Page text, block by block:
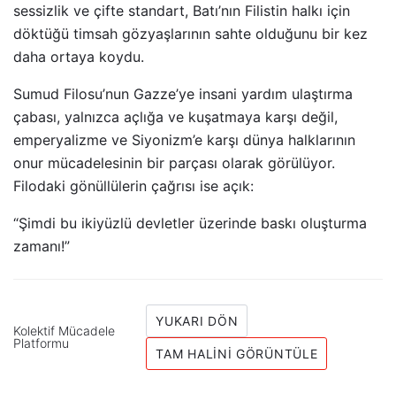
sessizlik ve çifte standart, Batı’nın Filistin halkı için
döktüğü timsah gözyaşlarının sahte olduğunu bir kez
daha ortaya koydu.
Sumud Filosu’nun Gazze’ye insani yardım ulaştırma
çabası, yalnızca açlığa ve kuşatmaya karşı değil,
emperyalizme ve Siyonizm’e karşı dünya halklarının
onur mücadelesinin bir parçası olarak görülüyor.
Filodaki gönüllülerin çağrısı ise açık:
“Şimdi bu ikiyüzlü devletler üzerinde baskı oluşturma
zamanı!”
Kolektif Mücadele
Platformu
YUKARI DÖN
TAM HALINI GÖRÜNTÜLE